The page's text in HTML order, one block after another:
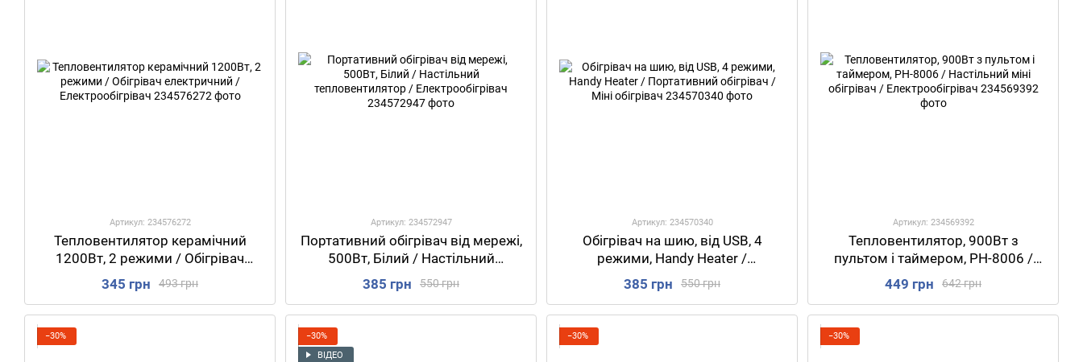
Артикул: 234576272
Тепловентилятор керамічний
1200Вт, 2 режими / Обігрівач
електричний / Електрообігрівач
493 грн
345 грн
Артикул: 234572947
Портативний обігрівач від мережі,
500Вт, Білий / Настільний
тепловентилятор /
Електрообігрівач
550 грн
385 грн
Артикул: 234570340
Обігрівач на шию, від USB, 4
режими, Handy Heater /
Портативний обігрівач / Міні
обігрівач
550 грн
385 грн
Артикул: 234569392
Тепловентилятор, 900Вт з
пультом і таймером, PH-8006 /
Настільний міні обігрівач /
Електрообігрівач
642 грн
449 грн
−30%
−30%
ВІДЕО
−30% −30%